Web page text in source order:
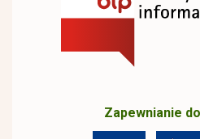
Zapewnianie